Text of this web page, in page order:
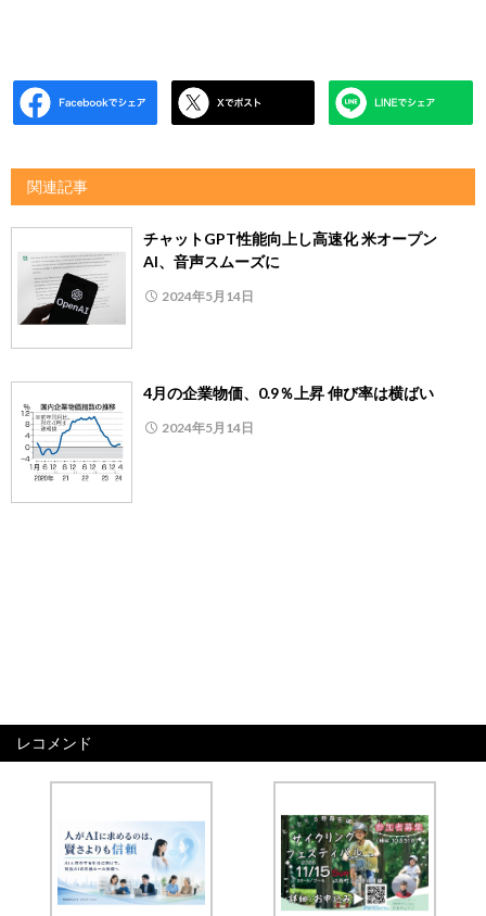
関連記事
チャットGPT性能向上し高速化 米オープン
AI、音声スムーズに
2024年5月14日
4月の企業物価、0.9％上昇 伸び率は横ばい
2024年5月14日
レコメンド